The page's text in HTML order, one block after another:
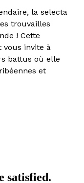
la selecta
trouvailles
! Cette
vous invite à
battus où elle
et